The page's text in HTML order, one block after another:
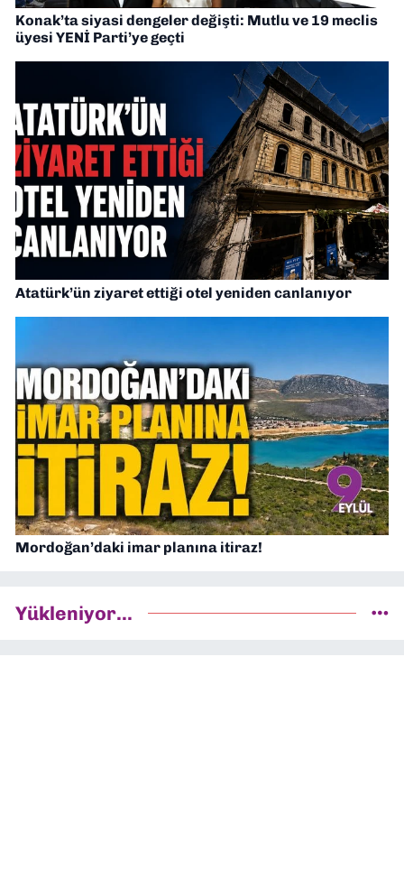
Konak’ta siyasi dengeler değişti: Mutlu ve 19 meclis
üyesi YENİ Parti’ye geçti
Atatürk’ün ziyaret ettiği otel yeniden canlanıyor
Mordoğan’daki imar planına itiraz!
Yükleniyor...